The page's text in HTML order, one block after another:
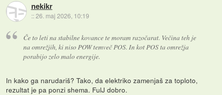
nekikr
::26. maj 2026, 10:19
Če to leti na stabilne kovance te moram razočarat. Večina teh je
na omrežjih, ki niso POW temveč POS. In kot POS ta omrežja
porabijo zelo malo energije.
In kako ga narudariš? Tako, da elektriko zamenjaš za toploto,
rezultat je pa ponzi shema. FulJ dobro.